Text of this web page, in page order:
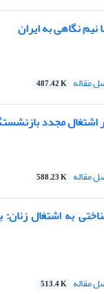
نیم نگاهی به ایران
مقاله 487.42 K
اشتغال مجدد
مقاله 588.23 K
به اشتغال زنان:
مقاله 513.4 K